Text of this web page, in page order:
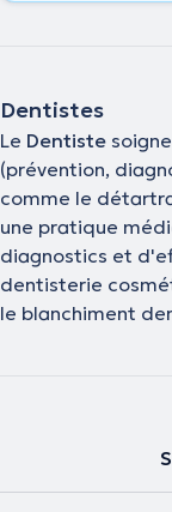
Dentistes
Le Dentiste
(prévention,
comme le
une pratique
diagnostics et
dentisterie
le blanchiment